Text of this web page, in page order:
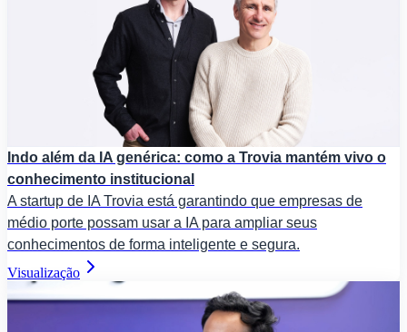
Indo além da IA genérica: como a Trovia mantém vivo o
conhecimento institucional
A startup de IA Trovia está garantindo que empresas de
médio porte possam usar a IA para ampliar seus
conhecimentos de forma inteligente e segura.
Visualização